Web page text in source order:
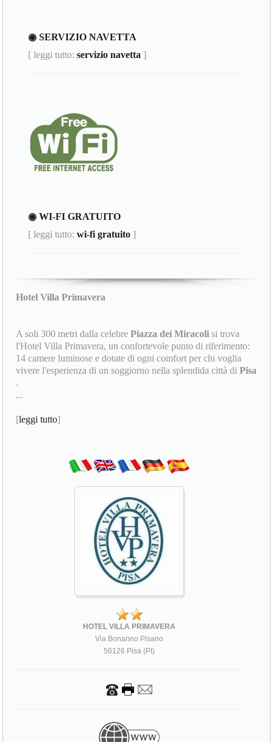
◉ SERVIZIO NAVETTA
[ leggi tutto:servizio navetta ]
◉ WI-FI GRATUITO
[ leggi tutto:wi-fi gratuito ]
Hotel Villa Primavera
A soli 300 metri dalla celebrePiazza dei Miracoli si trova
l'Hotel Villa Primavera, un confortevole punto di riferimento:
14 camere luminose e dotate di ogni comfort per chi voglia
vivere l'esperienza di un soggiorno nella splendida città diPisa
.
...
[leggi tutto]
HOTEL VILLA PRIMAVERA
Via Bonanno Pisano
56126 Pisa (PI)